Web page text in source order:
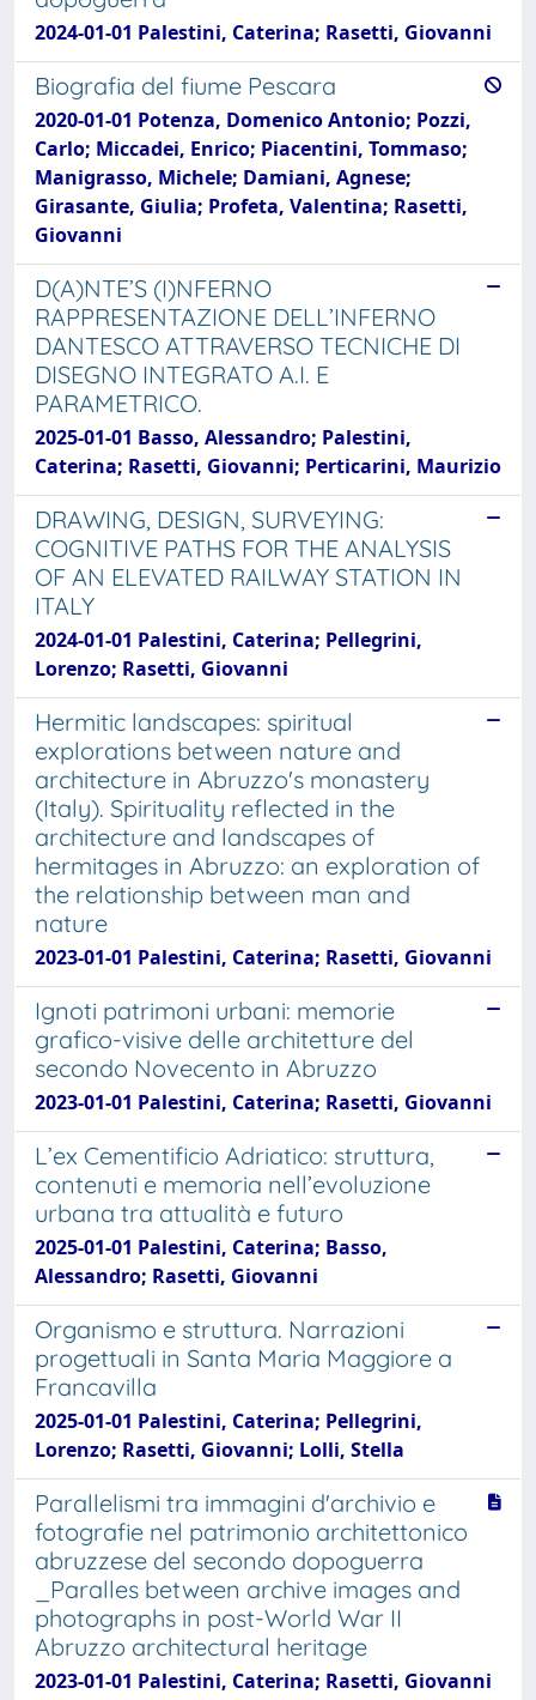
2024-01-01 Palestini, Caterina; Rasetti, Giovanni
Biografia del fiume Pescara
2020-01-01 Potenza, Domenico Antonio; Pozzi,
Carlo; Miccadei, Enrico; Piacentini, Tommaso;
Manigrasso, Michele; Damiani, Agnese;
Girasante, Giulia; Profeta, Valentina; Rasetti,
Giovanni
D(A)NTE’S (I)NFERNO
RAPPRESENTAZIONE DELL’INFERNO
DANTESCO ATTRAVERSO TECNICHE DI
DISEGNO INTEGRATO A.I. E
PARAMETRICO.
2025-01-01 Basso, Alessandro; Palestini,
Caterina; Rasetti, Giovanni; Perticarini, Maurizio
DRAWING, DESIGN, SURVEYING:
COGNITIVE PATHS FOR THE ANALYSIS
OF AN ELEVATED RAILWAY STATION IN
ITALY
2024-01-01 Palestini, Caterina; Pellegrini,
Lorenzo; Rasetti, Giovanni
Hermitic landscapes: spiritual
explorations between nature and
architecture in Abruzzo's monastery
(Italy). Spirituality reflected in the
architecture and landscapes of
hermitages in Abruzzo: an exploration of
the relationship between man and
nature
2023-01-01 Palestini, Caterina; Rasetti, Giovanni
Ignoti patrimoni urbani: memorie
grafico-visive delle architetture del
secondo Novecento in Abruzzo
2023-01-01 Palestini, Caterina; Rasetti, Giovanni
L’ex Cementificio Adriatico: struttura,
contenuti e memoria nell’evoluzione
urbana tra attualità e futuro
2025-01-01 Palestini, Caterina; Basso,
Alessandro; Rasetti, Giovanni
Organismo e struttura. Narrazioni
progettuali in Santa Maria Maggiore a
Francavilla
2025-01-01 Palestini, Caterina; Pellegrini,
Lorenzo; Rasetti, Giovanni; Lolli, Stella
Parallelismi tra immagini d'archivio e
fotografie nel patrimonio architettonico
abruzzese del secondo dopoguerra
_Paralles between archive images and
photographs in post-World War II
Abruzzo architectural heritage
2023-01-01 Palestini, Caterina; Rasetti, Giovanni